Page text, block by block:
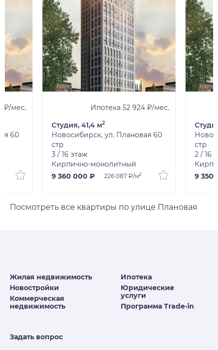
₽/мес.
60
Ипотека 52 924 ₽/мес.
Студия, 41,4 м2
Новосибирск, ул. Плановая 60
стр
3 / 16 этаж
Кирпично-монолитный
9 360 000 ₽
226 087 ₽/м2
стр
2 / 16
9 350
Посмотреть все квартиры по улице Плановая
Жилая недвижимость
Новостройки
Коммерческая
недвижимость
Ипотека
Юридические
услуги
Программа Trade-in
Задать вопрос